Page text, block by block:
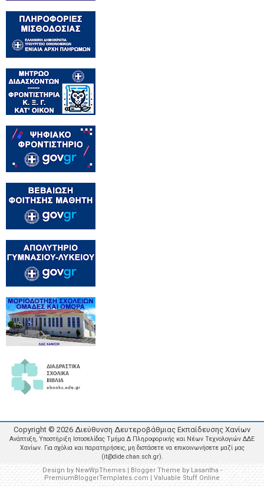
Copyright © 2026 Διεύθυνση Δευτεροβάθμιας Εκπαίδευσης Χανίων
Ανάπτυξη, Υποστήριξη Ιστοσελίδας Τμήμα Δ Πληροφορικής και Νέων Τεχνολογιών ΔΔΕ
Χανίων. Για σχόλια και παρατηρήσεις, μη διστάσετε να επικοινωνήσετε μαζί μας
(it@dide.chan.sch.gr).
Design byNewWpThemes| Blogger Theme by Lasantha-
PremiumBloggerTemplates.com | Valuable Stuff Online